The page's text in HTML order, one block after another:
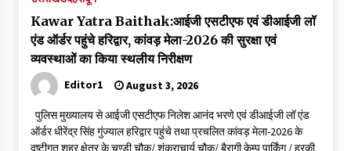
Kawar Yatra Baithak:आईजी एसटीएफ एवं डीआईजी लॉ
एंड ऑर्डर पहुंचे हरिद्वार, कांवड़ मेला-2026 की सुरक्षा एवं
व्यवस्थाओं का किया स्थलीय निरीक्षण
Editor1 August 3, 2026
पुलिस मुख्यालय से आईजी एसटीएफ निलेश आनंद भरणे एवं डीआईजी लॉ एंड
ऑर्डर धीरेंद्र सिंह गुंज्याल हरिद्वार पहुंचे तथा प्रचलित कांवड़ मेला-2026 के
दृष्टीगत शहर क्षेत्र के चण्ड़ी चौक/ शंकराचार्य चौक/ बैरागी केम्प पार्किंग / हरकी